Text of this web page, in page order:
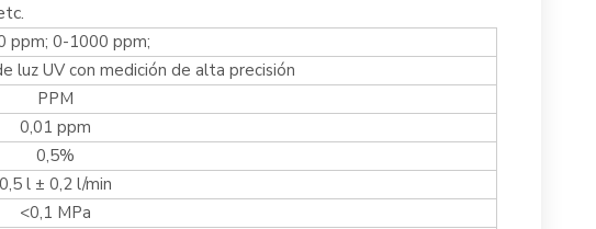
ppm; 0-1000 ppm;
luz UV con medición de alta precisión
PPM
0,01 ppm
0,5%
0,5 l ± 0,2 l/min
<0,1 MPa